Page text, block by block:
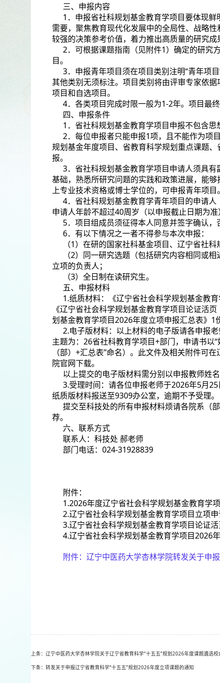
三、申报内容
1．申报省社科规划基金教育学项目要体现
需要，聚焦教育现代化发展中的全局性、战略
较强的决策参考价值，着力推出高质量的研究成
2．可根据课题指南（见附件1）确定的研究
目。
3．申报青年项目须在项目类别注明“青年项
其他类别无须标注。项目类别将由评审专家依
项目和自选项目。
4．各类项目完成时限一般为1-2年。项目最
四、申报条件
1．省社科规划基金教育学项目申报不包含
2．每位申报者只能申报1项，且不能作为项
规划基金年度项目、省教育科学规划重点课题
报。
3．省社科规划基金教育学项目申请人须具
基础，熟悉所研究问题的实践和政策进展，能
上专业技术资格或博士学位的，可申报青年项目
4．省社科规划基金教育学青年项目的申请
申请人年龄不超过40周岁（以申报截止日期为准
5．项目组成员须征得本人同意并签字确认
6．有以下情况之一者不得参与本次申报：
（1）在研的国家社科基金项目、辽宁省社
（2）同一研究选题（包括研究内容相同或
立项的负责人；
（3）全日制在读研究生。
五、申报材料
1.纸质材料：《辽宁省社会科学规划基金教
《辽宁省社会科学规划基金教育学项目论证活
划基金教育学项目2026年度立项申报汇总表》1
2.电子版材料：以上材料的电子版请各申报
主题为：26省社科教育学项目+部门，申请书以
（部）+汇总表”命名）。此文件及相关附件
院官网下载。
以上提交的电子版材料需分别以申报教师姓
3.受理时间：请各位申报老师于2026年5月
纸质版材料报送至9309办公室，逾期不予受理。
提交至科技处的所有申报材料烦请各院系（
荐。
六、联系方式
联系人：科技处 郝老师
部门电话：024-31928839
附件：
1.2026年度辽宁省社会科学规划基金教育学
2.辽宁省社会科学规划基金教育学项目立项
3.辽宁省社会科学规划基金教育学项目论证
4.辽宁省社会科学规划基金教育学项目2026
附件： 辽宁中医药大学杏林学院转发关于申
上条：辽宁中医药大学杏林学院关于辽宁省教育科学“十五五”规划2026年度课题遴选
下条：转发关于申报辽宁省教育科学“十五五”规划2026年度立项课题的通知